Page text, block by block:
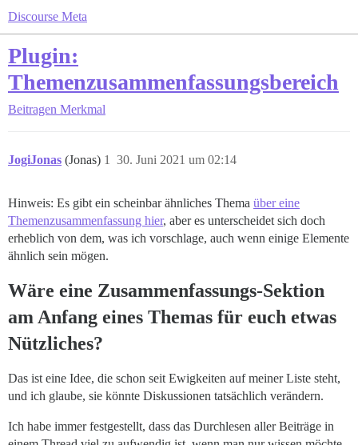
Discourse Meta
Plugin:
Themenzusammenfassungsbereich
Beitragen Merkmal
JogiJonas (Jonas) 30. Juni 2021 um 02:14
1
Hinweis: Es gibt ein scheinbar ähnliches Thema über eine
Themenzusammenfassung hier, aber es unterscheidet sich doch
erheblich von dem, was ich vorschlage, auch wenn einige Elemente
ähnlich sein mögen.
Wäre eine Zusammenfassungs-Sektion
am Anfang eines Themas für euch etwas
Nützliches?
Das ist eine Idee, die schon seit Ewigkeiten auf meiner Liste steht,
und ich glaube, sie könnte Diskussionen tatsächlich verändern.
Ich habe immer festgestellt, dass das Durchlesen aller Beiträge in